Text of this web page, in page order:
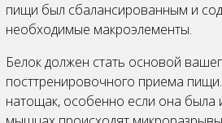
пищи был сбалансированным и
необходимые макроэлементы.
Белок должен стать основой
посттренировочного приема
натощак, особенно если она была